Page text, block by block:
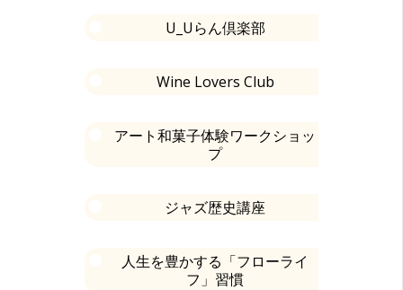
U_Uらん倶楽部
Wine Lovers Club
アート和菓子体験ワークショッ
プ
ジャズ歴史講座
人生を豊かする「フローライ
フ」習慣